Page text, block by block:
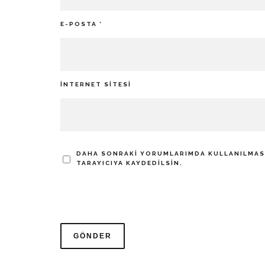
E-POSTA *
İNTERNET SITESI
DAHA SONRAKI YORUMLARIMDA
TARAYICIYA KAYDEDILSIN.